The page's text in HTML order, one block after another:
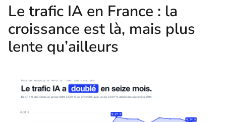
Le trafic IA en France : la
croissance est là, mais plus
lente qu’ailleurs